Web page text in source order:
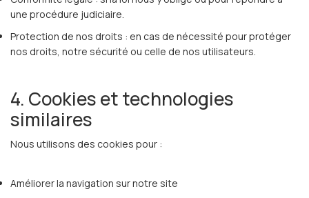
une procédure judiciaire.
Protection de nos droits : en cas de nécessité pour protéger
nos droits, notre sécurité ou celle de nos utilisateurs.
4. Cookies et technologies
similaires
Nous utilisons des cookies pour :
Améliorer la navigation sur notre site